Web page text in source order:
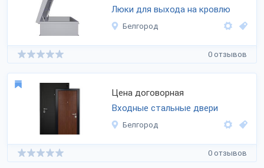
Люки для выхода на кровлю
Белгород
0 отзывов
Цена договорная
Входные стальные двери
Белгород
0 отзывов